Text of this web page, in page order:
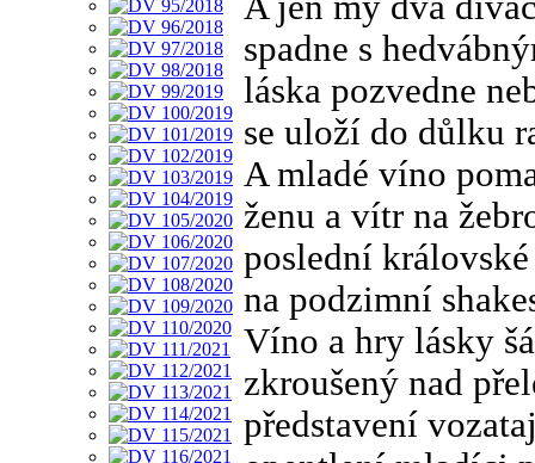
spadne s
láska pozvedne
se uloží do důlku
A mladé víno
ženu a vítr na
poslední
na podzimní
Víno a hry lásky
zkroušený nad
představení